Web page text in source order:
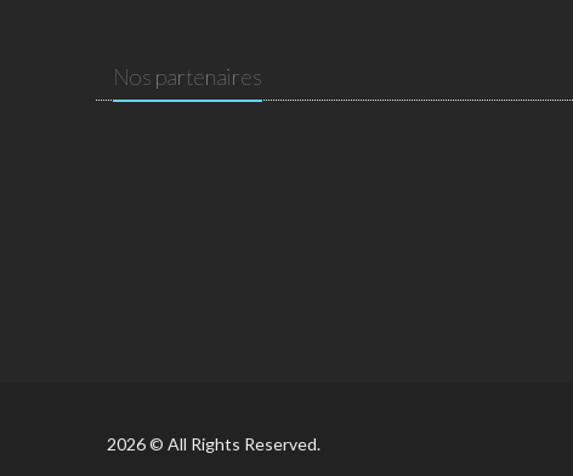
Nos partenaires
2026 © All Rights Reserved.